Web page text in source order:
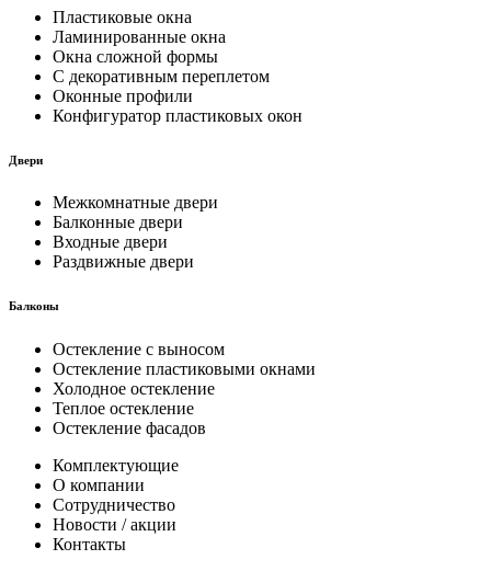
Пластиковые окна
Ламинированные окна
Окна сложной формы
С декоративным переплетом
Оконные профили
Конфигуратор пластиковых окон
Двери
Межкомнатные двери
Балконные двери
Входные двери
Раздвижные двери
Балконы
Остекление с выносом
Остекление пластиковыми окнами
Холодное остекление
Теплое остекление
Остекление фасадов
Комплектующие
О компании
Сотрудничество
Новости / акции
Контакты